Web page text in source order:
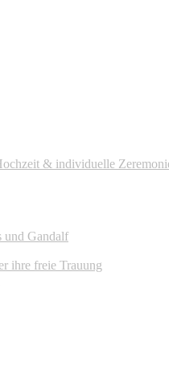
& individuelle
und Gandalf
ihre freie Trauung